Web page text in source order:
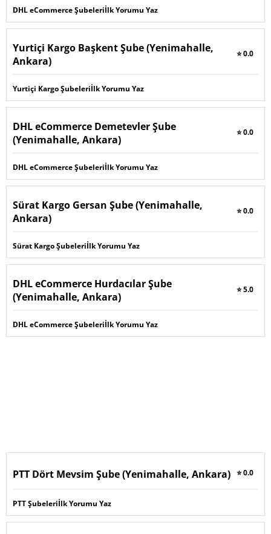
DHL eCommerce Şubeleriİlk Yorumu Yaz
Yurtiçi Kargo Başkent Şube (Yenimahalle,
Ankara)
⭐ 0.0
Yurtiçi Kargo Şubeleriİlk Yorumu Yaz
DHL eCommerce Demetevler Şube
(Yenimahalle, Ankara)
⭐ 0.0
DHL eCommerce Şubeleriİlk Yorumu Yaz
Sürat Kargo Gersan Şube (Yenimahalle,
Ankara)
⭐ 0.0
Sürat Kargo Şubeleriİlk Yorumu Yaz
DHL eCommerce Hurdacılar Şube
(Yenimahalle, Ankara)
⭐ 5.0
DHL eCommerce Şubeleriİlk Yorumu Yaz
PTT Dört Mevsim Şube (Yenimahalle, Ankara) ⭐ 0.0
PTT Şubeleriİlk Yorumu Yaz